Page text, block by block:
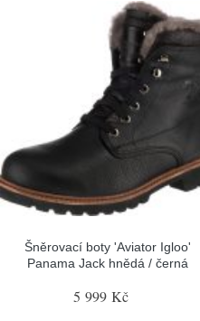
Šněrovací boty 'Aviator Igloo'
Panama Jack hnědá / černá
5 999 Kč